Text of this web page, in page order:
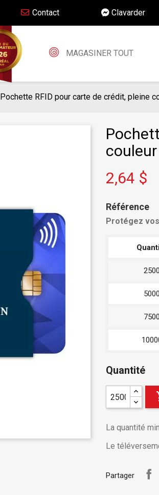
Contact Clavarder
MAGASINER TOUT
Pochette RFID pour carte de crédit, pleine
couleur
2,64 $
Référence
Protégez
2500
5000
7500
Quantité
La quantité
Le
Partager